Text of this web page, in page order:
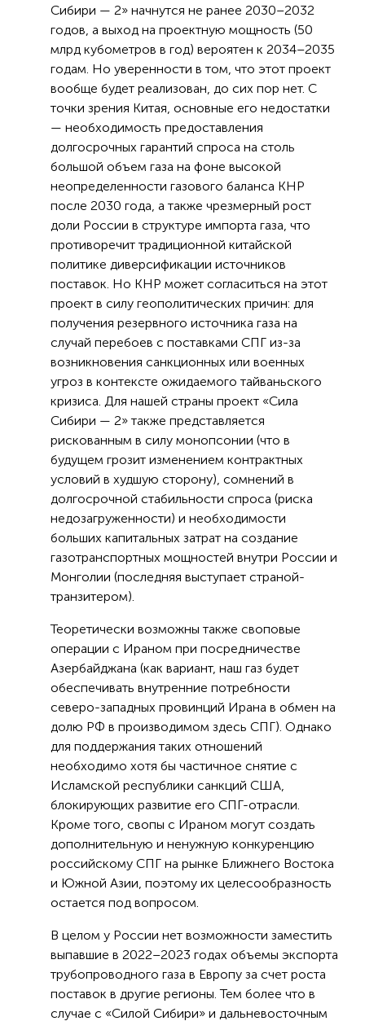
Сибири — 2» начнутся не ранее 2030–2032
годов, а выход на проектную мощность (50
млрд кубометров в год) вероятен к 2034–2035
годам. Но уверенности в том, что этот проект
вообще будет реализован, до сих пор нет. С
точки зрения Китая, основные его недостатки
— необходимость предоставления
долгосрочных гарантий спроса на столь
большой объем газа на фоне высокой
неопределенности газового баланса КНР
после 2030 года, а также чрезмерный рост
доли России в структуре импорта газа, что
противоречит традиционной китайской
политике диверсификации источников
поставок. Но КНР может согласиться на этот
проект в силу геополитических причин: для
получения резервного источника газа на
случай перебоев с поставками СПГ из-за
возникновения санкционных или военных
угроз в контексте ожидаемого тайваньского
кризиса. Для нашей страны проект «Сила
Сибири — 2» также представляется
рискованным в силу монопсонии (что в
будущем грозит изменением контрактных
условий в худшую сторону), сомнений в
долгосрочной стабильности спроса (риска
недозагруженности) и необходимости
больших капитальных затрат на создание
газотранспортных мощностей внутри России и
Монголии (последняя выступает страной-
транзитером).
Теоретически возможны также своповые
операции с Ираном при посредничестве
Азербайджана (как вариант, наш газ будет
обеспечивать внутренние потребности
северо-западных провинций Ирана в обмен на
долю РФ в производимом здесь СПГ). Однако
для поддержания таких отношений
необходимо хотя бы частичное снятие с
Исламской республики санкций США,
блокирующих развитие его СПГ-отрасли.
Кроме того, свопы с Ираном могут создать
дополнительную и ненужную конкуренцию
российскому СПГ на рынке Ближнего Востока
и Южной Азии, поэтому их целесообразность
остается под вопросом.
В целом у России нет возможности заместить
выпавшие в 2022–2023 годах объемы экспорта
трубопроводного газа в Европу за счет роста
поставок в другие регионы. Тем более что в
случае с «Силой Сибири» и дальневосточным